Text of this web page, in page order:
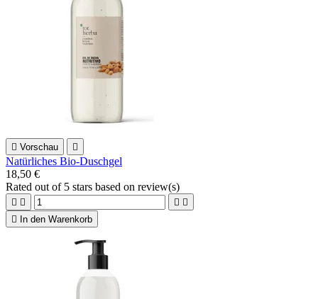
 Vorschau 
Natürliches Bio-Duschgel
18,50 €
Rated out of 5 stars based on review(s)
   

In den Warenkorb